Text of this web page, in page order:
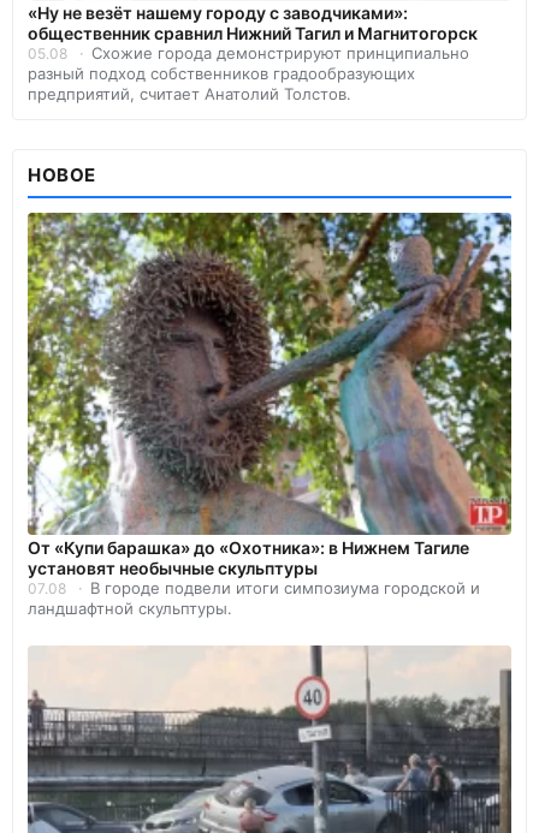
«Ну не везёт нашему городу с заводчиками»:
общественник сравнил Нижний Тагил и Магнитогорск
05.08
Схожие города демонстрируют принципиально
разный подход собственников градообразующих
предприятий, считает Анатолий Толстов.
НОВОЕ
От «Купи барашка» до «Охотника»: в Нижнем Тагиле
установят необычные скульптуры
07.08
В городе подвели итоги симпозиума городской и
ландшафтной скульптуры.